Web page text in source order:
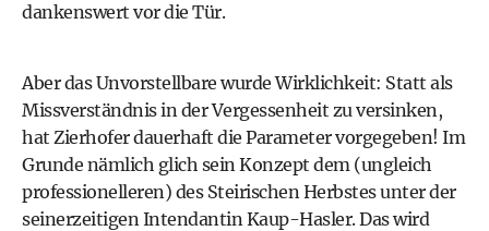
dankenswert vor die Tür.
Aber das Unvorstellbare wurde Wirklichkeit: Statt als
Missverständnis in der Vergessenheit zu versinken,
hat Zierhofer dauerhaft die Parameter vorgegeben! Im
Grunde nämlich glich sein Konzept dem (ungleich
professionelleren) des Steirischen Herbstes unter der
seinerzeitigen Intendantin Kaup-Hasler. Das wird